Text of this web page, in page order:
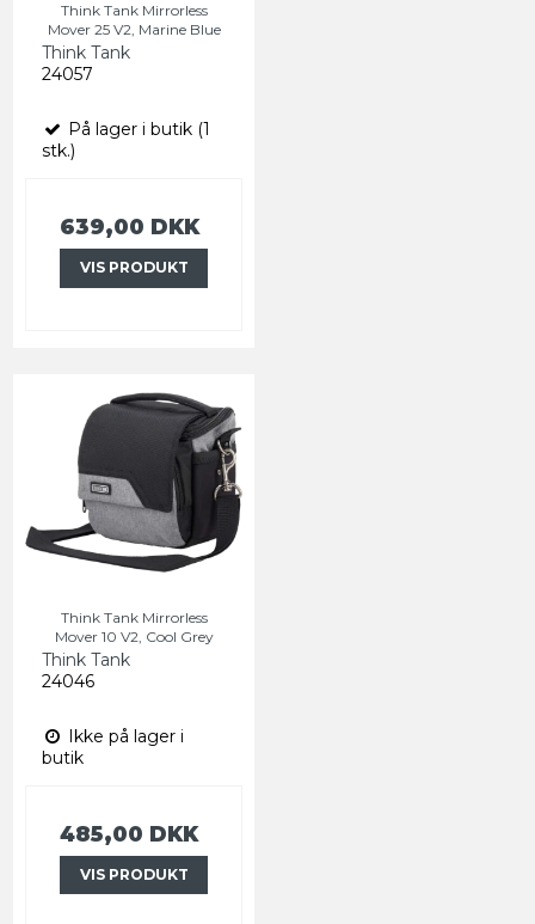
Think Tank Mirrorless
Mover 25 V2, Marine Blue
Think Tank
24057
På lager i butik (1
stk.)
639,00 DKK
VIS PRODUKT
Think Tank Mirrorless
Mover 10 V2, Cool Grey
Think Tank
24046
Ikke på lager i
butik
485,00 DKK
VIS PRODUKT